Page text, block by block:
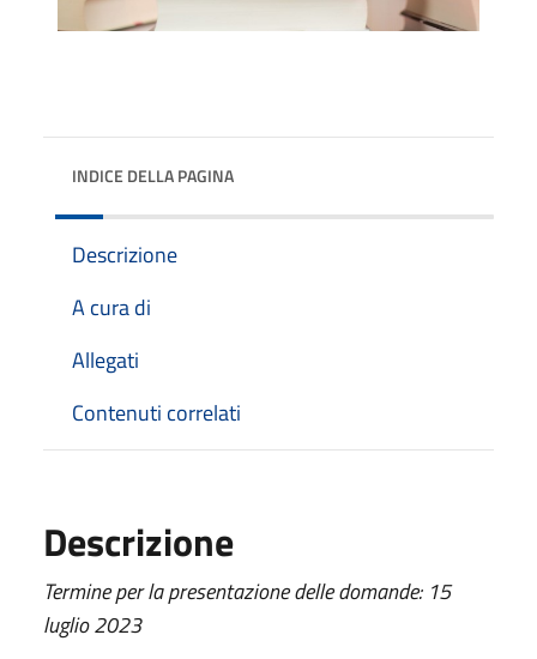
INDICE DELLA PAGINA
Descrizione
A cura di
Allegati
Contenuti correlati
Descrizione
Termine per la presentazione delle domande: 15
luglio 2023